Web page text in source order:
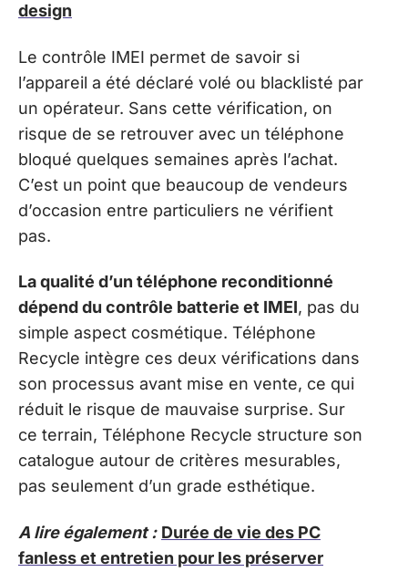
design
Le contrôle IMEI permet de savoir si
l’appareil a été déclaré volé ou blacklisté par
un opérateur. Sans cette vérification, on
risque de se retrouver avec un téléphone
bloqué quelques semaines après l’achat.
C’est un point que beaucoup de vendeurs
d’occasion entre particuliers ne vérifient
pas.
La qualité d’un téléphone reconditionné
dépend du contrôle batterie et IMEI, pas du
simple aspect cosmétique. Téléphone
Recycle intègre ces deux vérifications dans
son processus avant mise en vente, ce qui
réduit le risque de mauvaise surprise. Sur
ce terrain, Téléphone Recycle structure son
catalogue autour de critères mesurables,
pas seulement d’un grade esthétique.
A lire également : Durée de vie des PC
fanless et entretien pour les préserver